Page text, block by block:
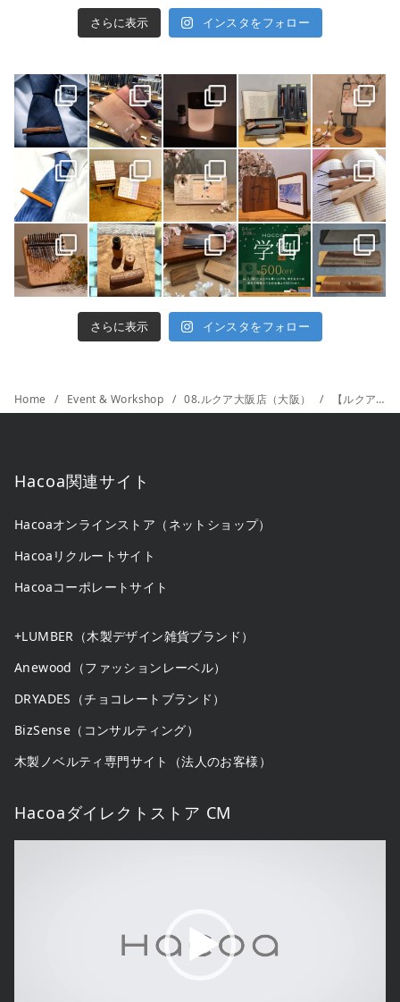
さらに表示 インスタをフォロー
さらに表示 インスタをフォロー
Home Event & Workshop 08.ルクア大阪店（大阪） 【ルクア大阪店限定】DRYADESチョコレート 予約受付開始！
Hacoa関連サイト
Hacoaオンラインストア（ネットショップ）
Hacoaリクルートサイト
Hacoaコーポレートサイト
+LUMBER（木製デザイン雑貨ブランド）
Anewood（ファッションレーベル）
DRYADES（チョコレートブランド）
BizSense（コンサルティング）
木製ノベルティ専門サイト（法人のお客様）
Hacoaダイレクトストア CM